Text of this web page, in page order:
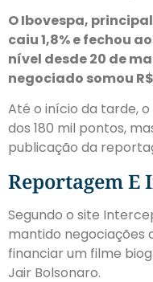
O Ibovespa,
caiu 1,8% e fechou
nível desde 20 de
negociado somou
Até o início da tarde,
dos 180 mil pontos,
publicação da
Reportagem E
Segundo o site
mantido negociações
financiar um filme
Jair Bolsonaro.